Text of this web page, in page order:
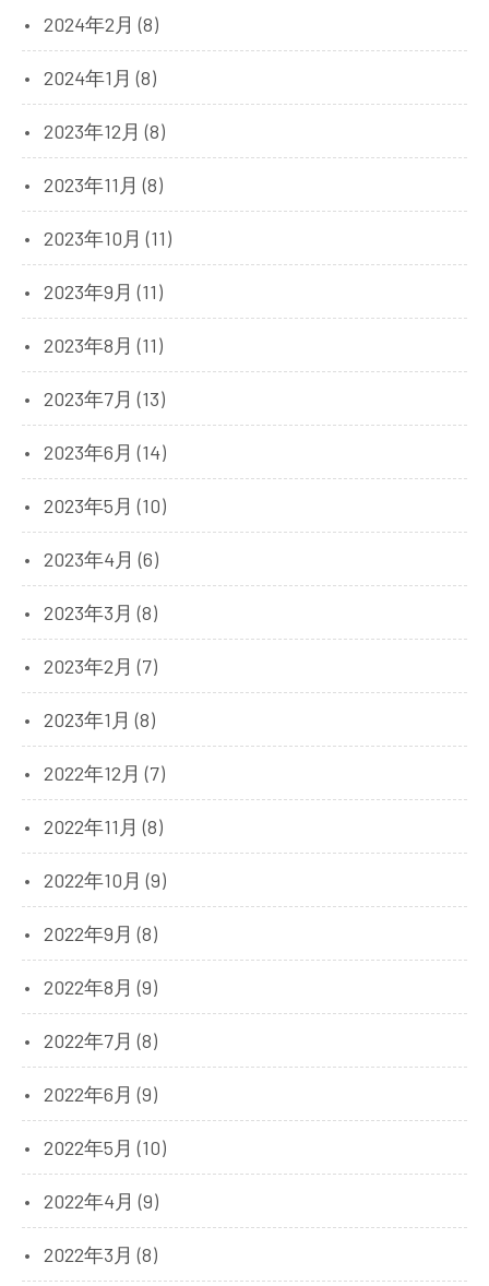
2024年2月 (8)
2024年1月 (8)
2023年12月 (8)
2023年11月 (8)
2023年10月 (11)
2023年9月 (11)
2023年8月 (11)
2023年7月 (13)
2023年6月 (14)
2023年5月 (10)
2023年4月 (6)
2023年3月 (8)
2023年2月 (7)
2023年1月 (8)
2022年12月 (7)
2022年11月 (8)
2022年10月 (9)
2022年9月 (8)
2022年8月 (9)
2022年7月 (8)
2022年6月 (9)
2022年5月 (10)
2022年4月 (9)
2022年3月 (8)